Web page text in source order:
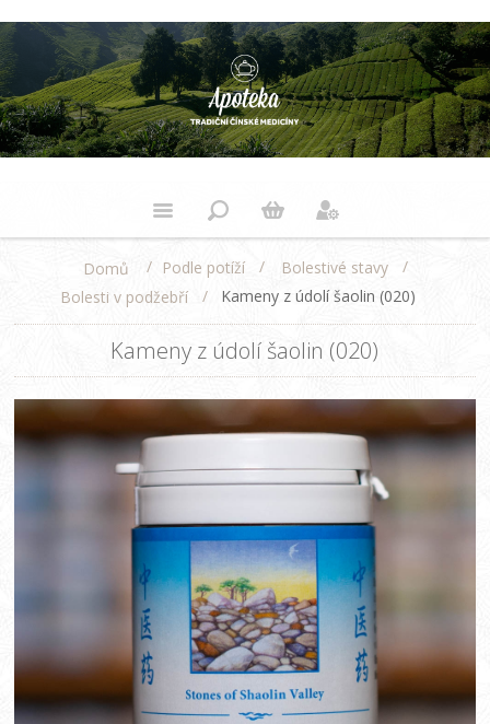
Domů / Podle potíží / Bolestivé stavy
/
Bolesti v podžebří
/ Kameny z údolí šaolin (020)
Kameny z údolí šaolin (020)